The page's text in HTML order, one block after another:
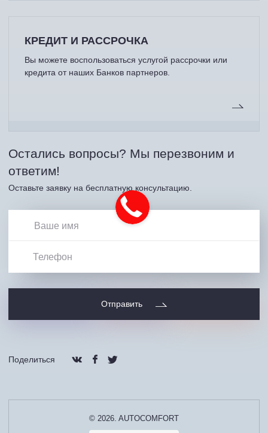
КРЕДИТ И РАССРОЧКА
Вы можете воспользоваться услугой рассрочки или
кредита от наших Банков партнеров.
Остались вопросы? Мы перезвоним и
ответим!
Оставьте заявку на бесплатную консультацию.
Отправить
Поделиться
© 2026. AUTOCOMFORT